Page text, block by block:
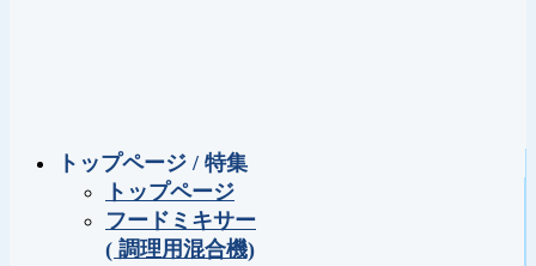
トップページ / 特集
トップページ
フードミキサー
( 調理用混合機)